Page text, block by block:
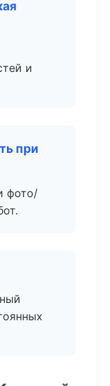
и
при
фото/